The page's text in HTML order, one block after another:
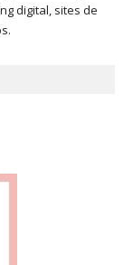
digital, sites de